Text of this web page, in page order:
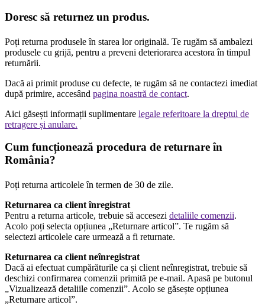
Doresc să returnez un produs.
Poți returna produsele în starea lor originală. Te rugăm să ambalezi
produsele cu grijă, pentru a preveni deteriorarea acestora în timpul
returnării.
Dacă ai primit produse cu defecte, te rugăm să ne contactezi imediat
după primire, accesând pagina noastră de contact.
Aici găsești informații suplimentare legale referitoare la dreptul de
retragere și anulare.
Cum funcționează procedura de returnare în
România?
Poți returna articolele în termen de 30 de zile.
Returnarea ca client înregistrat
Pentru a returna articole, trebuie să accesezi detaliile comenzii.
Acolo poți selecta opțiunea „Returnare articol”. Te rugăm să
selectezi articolele care urmează a fi returnate.
Returnarea ca client neînregistrat
Dacă ai efectuat cumpărăturile ca și client neînregistrat, trebuie să
deschizi confirmarea comenzii primită pe e-mail. Apasă pe butonul
„Vizualizează detaliile comenzii”. Acolo se găsește opțiunea
„Returnare articol”.